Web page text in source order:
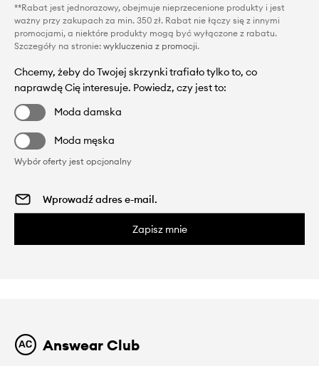
**Rabat jest jednorazowy, obejmuje nieprzecenione produkty i jest
ważny przy zakupach za min. 350 zł. Rabat nie łączy się z innymi
promocjami, a niektóre produkty mogą być wyłączone z rabatu.
Szczegóły na stronie: wykluczenia z promocji.
Chcemy, żeby do Twojej skrzynki trafiało tylko to, co
naprawdę Cię interesuje. Powiedz, czy jest to:
Moda damska
Moda męska
Wybór oferty jest opcjonalny
Zapisz mnie
Answear Club